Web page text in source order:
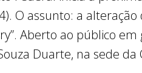
O assunto: a
Aberto ao público
Duarte, na sede da